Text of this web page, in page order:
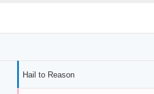
Hail to Reason